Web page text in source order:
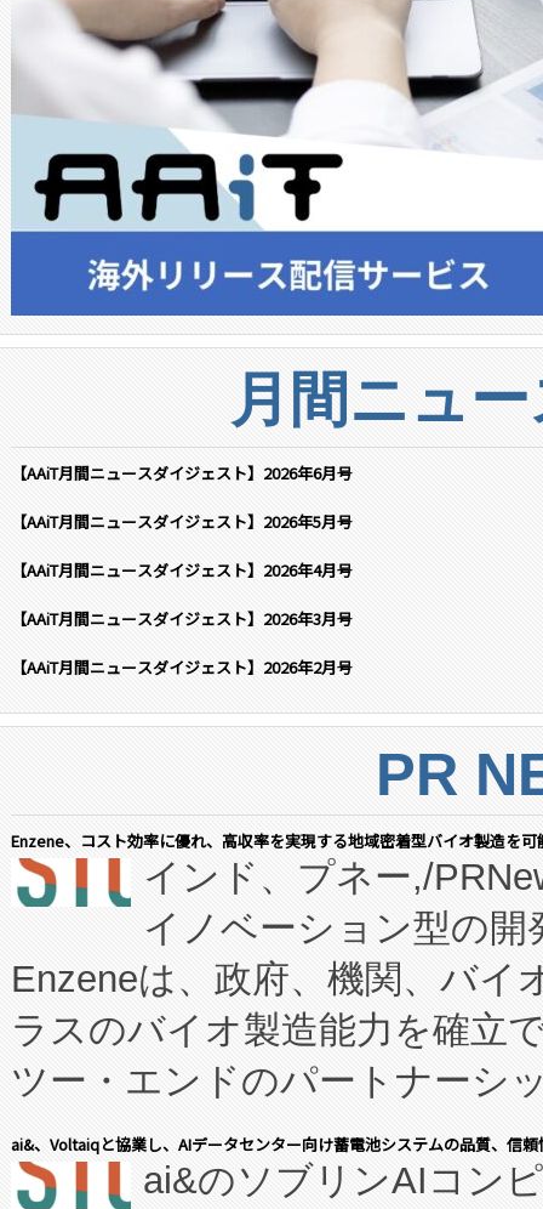
月間ニュ
【AAiT月間ニュースダイジェスト】2026年6月号
【AAiT月間ニュースダイジェスト】2026年5月号
【AAiT月間ニュースダイジェスト】2026年4月号
【AAiT月間ニュースダイジェスト】2026年3月号
【AAiT月間ニュースダイジェスト】2026年2月号
PR
Enzene、コスト効率に優れ、高収率を実現する地域密着型バイオ製造を
インド、プネー,/
イノベーション型の
Enzeneは、政府、機関、バイ
ラスのバイオ製造能力を確立
ツー・エンドのパートナーシ
表しました。 同社の実績ある
manufacturing™ (FCCM™) プ
ai&、Voltaiqと協業し、AIデータセンター向け蓄電池システムの品質、信
ai&のソブリンAIコン